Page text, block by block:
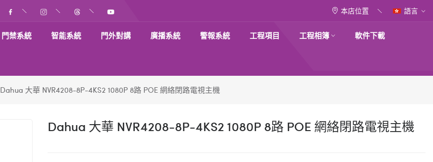
本店位置 語言
門禁系統 智能系統 門外對講 廣播系統 警報系統 工程項目 工程相簿 軟件下載
Dahua 大華 NVR4208-8P-4KS2 1080P 8路 POE 網絡閉路電視主機
Dahua 大華 NVR4208-8P-4KS2 1080P 8路 POE 網絡閉路電視主機